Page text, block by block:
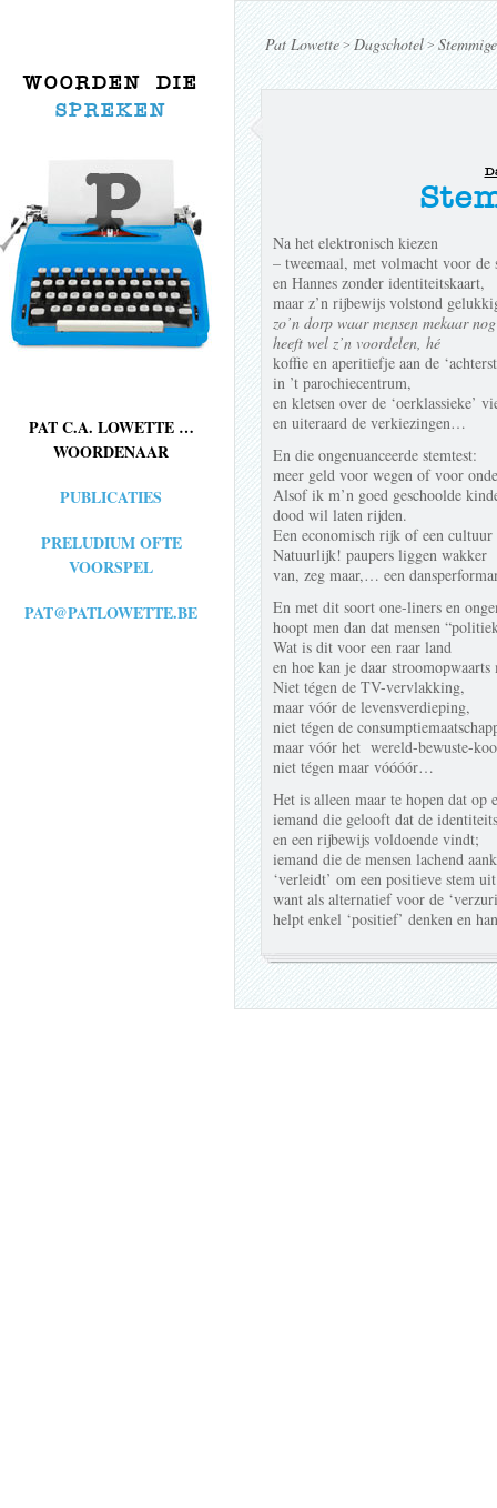
WOORDEN DIE
SPREKEN
PAT C.A. LOWETTE …
WOORDENAAR
PUBLICATIES
PRELUDIUM OFTE
VOORSPEL
PAT@PATLOWETTE.BE
Pat Lowette> Dagschotel >
Na het elektronisch kiezen
– tweemaal, met volmacht voor de
en Hannes zonder identiteitskaart,
maar z’n rijbewijs volstond
zo’n dorp waar mensen mekaar nog
heeft wel z’n voordelen, hé
koffie en aperitiefje aan de
in ’t parochiecentrum,
en kletsen over de ‘oerklassieke’
en uiteraard de verkiezingen…
En die ongenuanceerde stemtest:
meer geld voor wegen of voor
Alsof ik m’n goed geschoolde
dood wil laten rijden.
Een economisch rijk of een
Natuurlijk! paupers liggen wakker
van, zeg maar,… een
En met dit soort one-liners en
hoopt men dan dat mensen
Wat is dit voor een raar land
en hoe kan je daar stroomopwaarts
Niet tégen de TV-vervlakking,
maar vóór de levensverdieping,
niet tégen de
maar vóór het wereld-bewuste-
niet tégen maar vóóóór…
Het is alleen maar te hopen dat op
iemand die gelooft dat de
en een rijbewijs voldoende vindt;
iemand die de mensen lachend
‘verleidt’ om een positieve stem
want als alternatief voor de
helpt enkel ‘positief’ denken en